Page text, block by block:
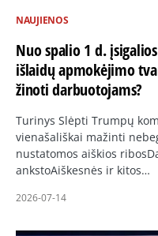
NAUJIENOS
Nuo spalio 1 d.
išlaidų apmokėjimo
žinoti darbuotojams?
Turinys Slėpti Trumpų
vienašališkai mažinti
nustatomos aiškios
ankstoAiškesnės ir kitos…
2026-07-14